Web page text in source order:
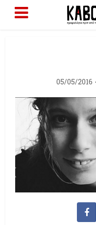
05/05/2016